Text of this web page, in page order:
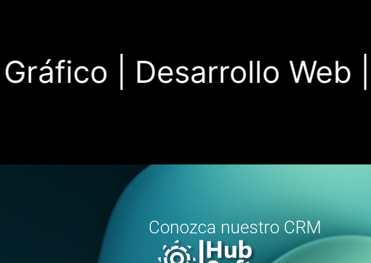
|Desarrollo Web |
Conozca nuestro CRM